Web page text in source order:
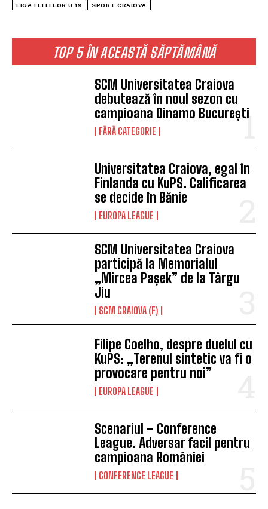
TOP 5 ÎN ACEASTĂ SĂPTĂMÂNĂ
SCM Universitatea Craiova
debutează în noul sezon cu
campioana Dinamo București
FĂRĂ CATEGORIE
Universitatea Craiova, egal în
Finlanda cu KuPS. Calificarea
se decide în Bănie
EUROPA LEAGUE
SCM Universitatea Craiova
participă la Memorialul
„Mircea Pașek” de la Târgu
Jiu
SCM CRAIOVA (F)
Filipe Coelho, despre duelul cu
KuPS: „Terenul sintetic va fi o
provocare pentru noi”
EUROPA LEAGUE
Scenariul – Conference
League. Adversar facil pentru
campioana României
CONFERENCE LEAGUE
LIGA ELITELOR U 19 SPORT CRAIOVA